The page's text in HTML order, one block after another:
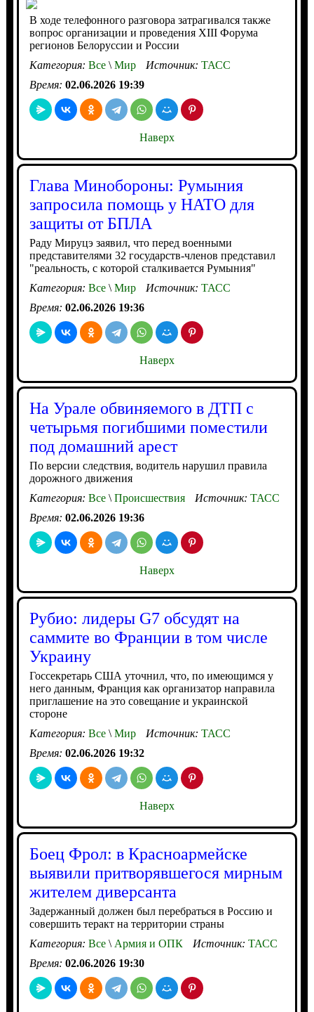
В ходе телефонного разговора затрагивался также
вопрос организации и проведения XIII Форума
регионов Белоруссии и России
Категория: Все\Мир Источник: ТАСС
Время: 02.06.2026 19:39
Наверх
Глава Минобороны: Румыния
запросила помощь у НАТО для
защиты от БПЛА
Раду Мируцэ заявил, что перед военными
представителями 32 государств-членов представил
"реальность, с которой сталкивается Румыния"
Категория: Все\Мир Источник: ТАСС
Время: 02.06.2026 19:36
Наверх
На Урале обвиняемого в ДТП с
четырьмя погибшими поместили
под домашний арест
По версии следствия, водитель нарушил правила
дорожного движения
Категория: Все\Происшествия Источник: ТАСС
Время: 02.06.2026 19:36
Наверх
Рубио: лидеры G7 обсудят на
саммите во Франции в том числе
Украину
Госсекретарь США уточнил, что, по имеющимся у
него данным, Франция как организатор направила
приглашение на это совещание и украинской
стороне
Категория: Все\Мир Источник: ТАСС
Время: 02.06.2026 19:32
Наверх
Боец Фрол: в Красноармейске
выявили притворявшегося мирным
жителем диверсанта
Задержанный должен был перебраться в Россию и
совершить теракт на территории страны
Категория: Все\Армия и ОПК Источник: ТАСС
Время: 02.06.2026 19:30